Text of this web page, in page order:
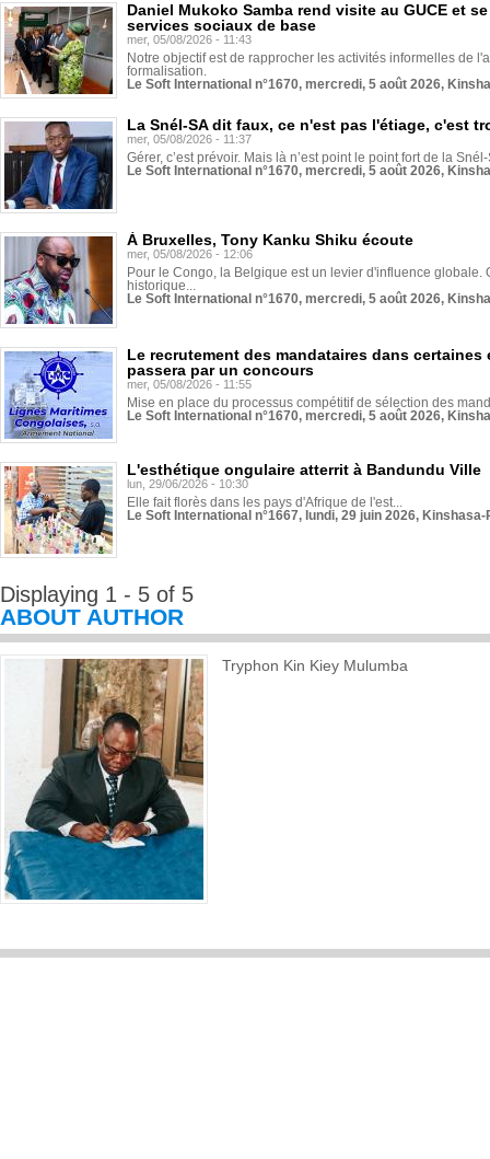
Daniel Mukoko Samba rend visite au GUCE et
services sociaux de base
mer, 05/08/2026 - 11:43
Notre objectif est de rapprocher les activités informelles de
formalisation.
Le Soft International n°1670, mercredi, 5 août 2026,
La Snél-SA dit faux, ce n'est pas l'étiage, c'est
mer, 05/08/2026 - 11:37
Gérer, c’est prévoir. Mais là n’est point le point fort de la
Le Soft International n°1670, mercredi, 5 août 2026,
À Bruxelles, Tony Kanku Shiku écoute
mer, 05/08/2026 - 12:06
Pour le Congo, la Belgique est un levier d'influence globale.
historique...
Le Soft International n°1670, mercredi, 5 août 2026,
Le recrutement des mandataires dans
passera par un concours
mer, 05/08/2026 - 11:55
Mise en place du processus compétitif de sélection des
Le Soft International n°1670, mercredi, 5 août 2026,
L'esthétique ongulaire atterrit à Bandundu Ville
lun, 29/06/2026 - 10:30
Elle fait florès dans les pays d'Afrique de l'est...
Le Soft International n°1667, lundi, 29 juin 2026,
Displaying 1 - 5 of 5
ABOUT AUTHOR
Tryphon Kin Kiey Mulumba